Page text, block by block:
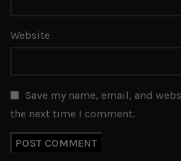
Website
Save my name, email, and
the next time I comment.